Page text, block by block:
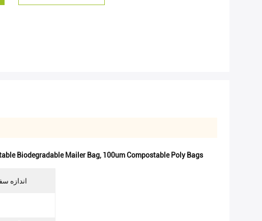
Biodegradable Mailer Bag, 100um Compostable Poly Bags
اندازه